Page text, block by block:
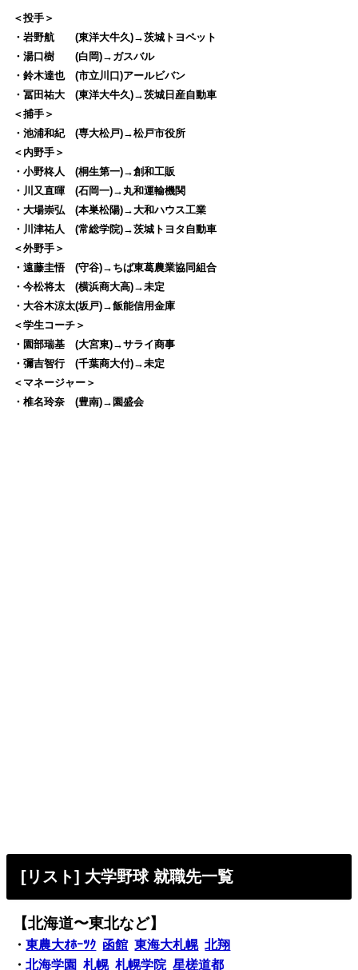
＜投手＞
・岩野航 (東洋大牛久)→茨城トヨペット
・湯口樹 (白岡)→ガスバル
・鈴木達也 (市立川口)アールビバン
・冨田祐大 (東洋大牛久)→茨城日産自動車
＜捕手＞
・池浦和紀 (専大松戸)→松戸市役所
＜内野手＞
・小野柊人 (桐生第一)→創和工販
・川又直暉 (石岡一)→丸和運輸機関
・大場崇弘 (本巣松陽)→大和ハウス工業
・川津祐人 (常総学院)→茨城トヨタ自動車
＜外野手＞
・遠藤圭悟 (守谷)→ちば東葛農業協同組合
・今松将太 (横浜商大高)→未定
・大谷木涼太(坂戸)→飯能信用金庫
＜学生コーチ＞
・園部瑞基 (大宮東)→サライ商事
・彌吉智行 (千葉商大付)→未定
＜マネージャー＞
・椎名玲奈 (豊南)→園盛会
[リスト] 大学野球 就職先一覧
【北海道〜東北など】
・東農大ｵﾎｰﾂｸ 函館 東海大札幌 北翔
・北海学園 札幌 札幌学院 星槎道都